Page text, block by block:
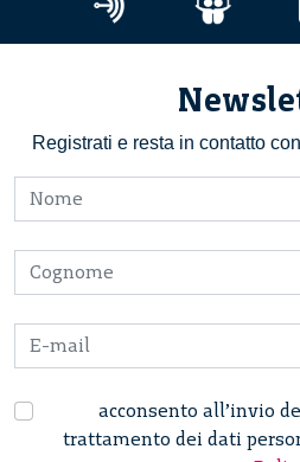
Registrati e resta in contatto
acconsento all’invio
trattamento dei dati